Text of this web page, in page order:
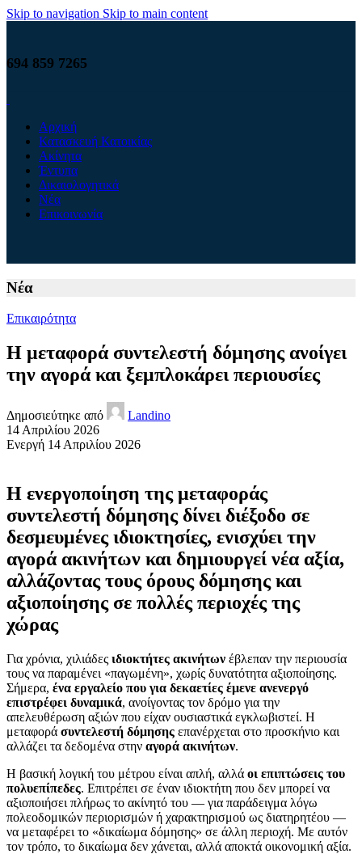
Skip to navigation Skip to main content
694 859 7265
Αρχική
Κατασκευή Κατοικίας
Ακίνητα
Έντυπα
Δικαιολογητικά
Νέα
Επικοινωνία
Νέα
Επικαιρότητα
Η μεταφορά συντελεστή δόμησης ανοίγει
την αγορά και ξεμπλοκάρει περιουσίες
Δημοσιεύτηκε από
Landino
14 Απριλίου 2026
Ενεργή 14 Απριλίου 2026
Η ενεργοποίηση της μεταφοράς
συντελεστή δόμησης δίνει διέξοδο σε
δεσμευμένες ιδιοκτησίες, ενισχύει την
αγορά ακινήτων και δημιουργεί νέα αξία,
αλλάζοντας τους όρους δόμησης και
αξιοποίησης σε πολλές περιοχές της
χώρας
Για χρόνια, χιλιάδες ιδιοκτήτες ακινήτων έβλεπαν την περιουσία
τους να παραμένει «παγωμένη», χωρίς δυνατότητα αξιοποίησης.
Σήμερα, ένα εργαλείο που για δεκαετίες έμενε ανενεργό
επιστρέφει δυναμικά, ανοίγοντας τον δρόμο για την
απελευθέρωση αξιών που είχαν ουσιαστικά εγκλωβιστεί. Η
μεταφορά συντελεστή δόμησης επανέρχεται στο προσκήνιο και
αλλάζει τα δεδομένα στην αγορά ακινήτων.
Η βασική λογική του μέτρου είναι απλή, αλλά οι επιπτώσεις του
πολυεπίπεδες. Επιτρέπει σε έναν ιδιοκτήτη που δεν μπορεί να
αξιοποιήσει πλήρως το ακίνητό του — για παράδειγμα λόγω
πολεοδομικών περιορισμών ή χαρακτηρισμού ως διατηρητέου —
να μεταφέρει το «δικαίωμα δόμησης» σε άλλη περιοχή. Με αυτόν
τον τρόπο, το δικαίωμα δεν χάνεται, αλλά αποκτά οικονομική αξία.